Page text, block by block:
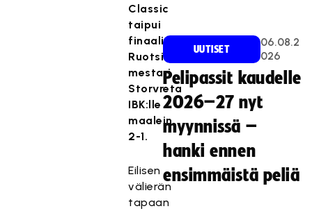
Classic
taipui
finaalissa
Ruotsin
mestari
Storvreta
IBK:lle
maalein
2-1.
Eilisen
välierän
tapaan
UUTISET
06.08.2
026
Pelipassit kaudelle
2026–27 nyt
myynnissä –
hanki ennen
ensimmäistä peliä